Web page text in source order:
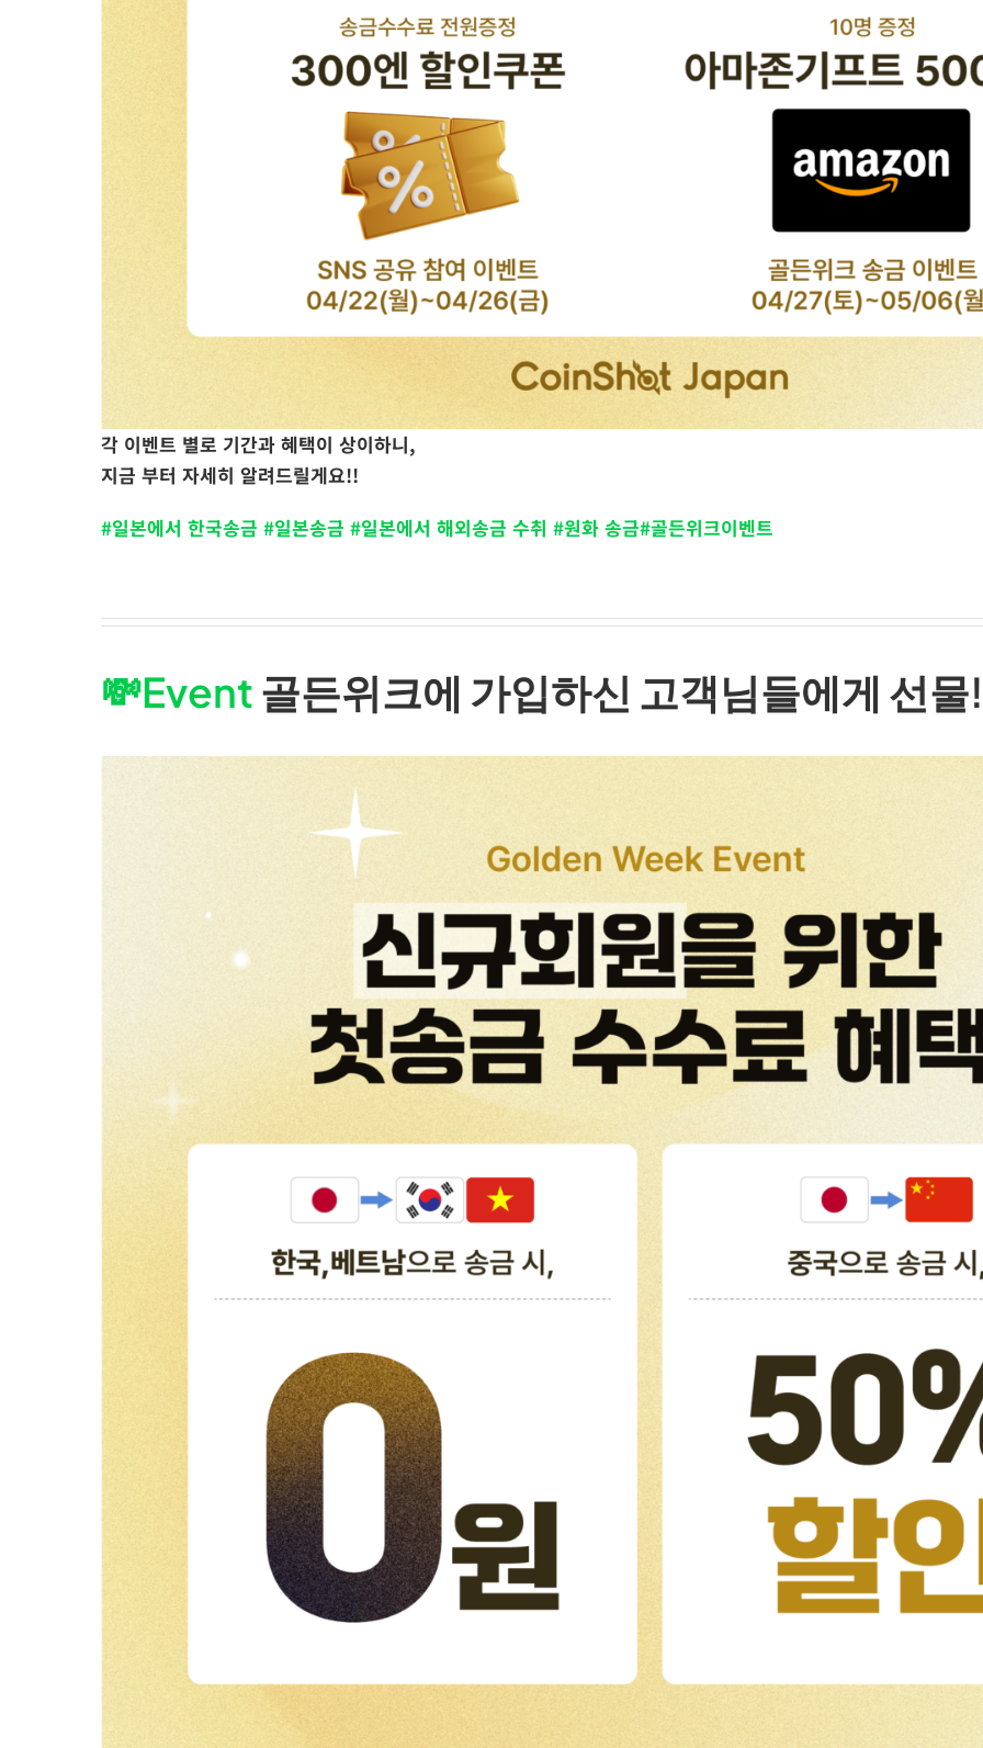
각 이벤트 별로 기간과 혜택이 상이하니,
지금 부터 자세히 알려드릴게요!!
#일본에서 한국송금 #일본송금 #일본에서 해외송금 수취 #원화 송금#골든위크이벤트
💸Event골든위크에 가입하신 고객님들에게 선물!